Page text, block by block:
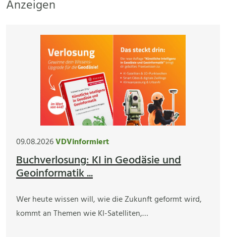
Anzeigen
09.08.2026VDVinformiert
Buchverlosung: KI in Geodäsie und
Geoinformatik ...
Wer heute wissen will, wie die Zukunft geformt wird,
kommt an Themen wie KI-Satelliten,…